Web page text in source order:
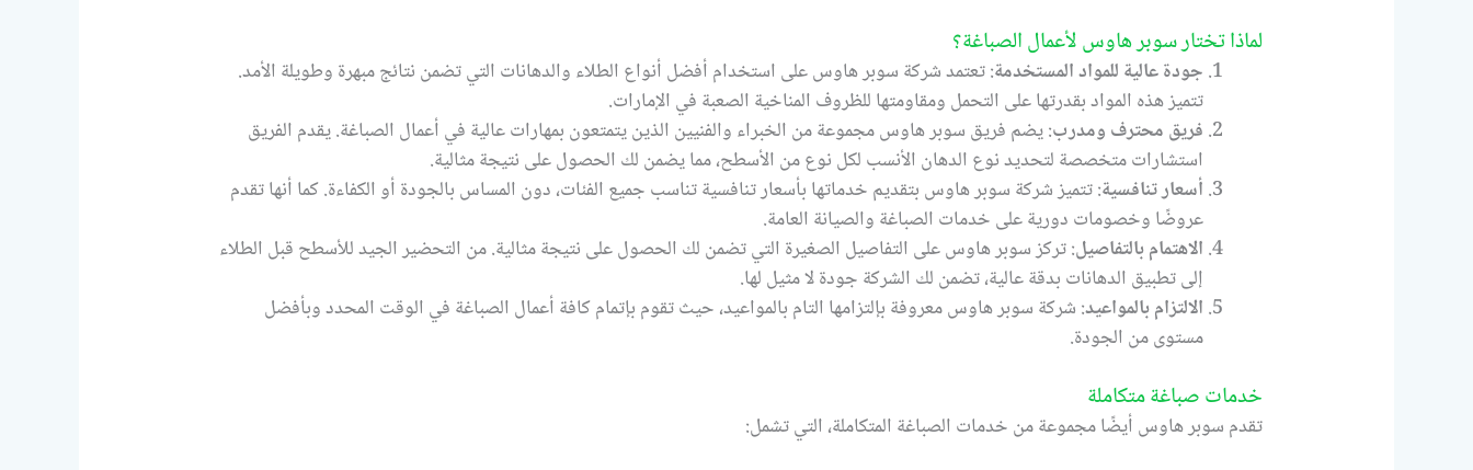
لماذا تختار سوبر هاوس لأعمال الصباغة؟
جودة عالية للمواد المستخدمة: تعتمد شركة سوبر هاوس على استخدام أفضل أنواع الطلاء والدهانات التي تضمن نتائج مبهرة وطويلة الأمد.
تتميز هذه المواد بقدرتها على التحمل ومقاومتها للظروف المناخية الصعبة في الإمارات.
فريق محترف ومدرب: يضم فريق سوبر هاوس مجموعة من الخبراء والفنيين الذين يتمتعون بمهارات عالية في أعمال الصباغة. يقدم الفريق
استشارات متخصصة لتحديد نوع الدهان الأنسب لكل نوع من الأسطح، مما يضمن لك الحصول على نتيجة مثالية.
أسعار تنافسية: تتميز شركة سوبر هاوس بتقديم خدماتها بأسعار تنافسية تناسب جميع الفئات، دون المساس بالجودة أو الكفاءة. كما أنها تقدم
عروضًا وخصومات دورية على خدمات الصباغة والصيانة العامة.
الاهتمام بالتفاصيل: تركز سوبر هاوس على التفاصيل الصغيرة التي تضمن لك الحصول على نتيجة مثالية. من التحضير الجيد للأسطح قبل الطلاء
إلى تطبيق الدهانات بدقة عالية، تضمن لك الشركة جودة لا مثيل لها.
الالتزام بالمواعيد: شركة سوبر هاوس معروفة بإلتزامها التام بالمواعيد، حيث تقوم بإتمام كافة أعمال الصباغة في الوقت المحدد وبأفضل
مستوى من الجودة.
خدمات صباغة متكاملة
تقدم سوبر هاوس أيضًا مجموعة من خدمات الصباغة المتكاملة، التي تشمل: